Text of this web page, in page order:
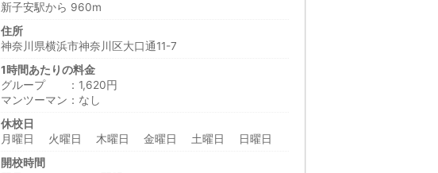
新子安駅から 960m
住所
神奈川県横浜市神奈川区大口通11-7
1時間あたりの料金
グループ ：1,620円
マンツーマン：なし
休校日
月曜日 火曜日 木曜日 金曜日 土曜日 日曜日
開校時間